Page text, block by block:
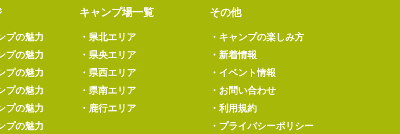
プの魅力
プの魅力
プの魅力
プの魅力
プの魅力
プの魅力
キャンプ場一覧
・ 県北エリア
・ 県央エリア
・ 県西エリア
・ 県南エリア
・ 鹿行エリア
その他
・ キャンプの楽しみ方
・ 新着情報
・ イベント情報
・ お問い合わせ
・ 利用規約
・ プライバシーポリシー